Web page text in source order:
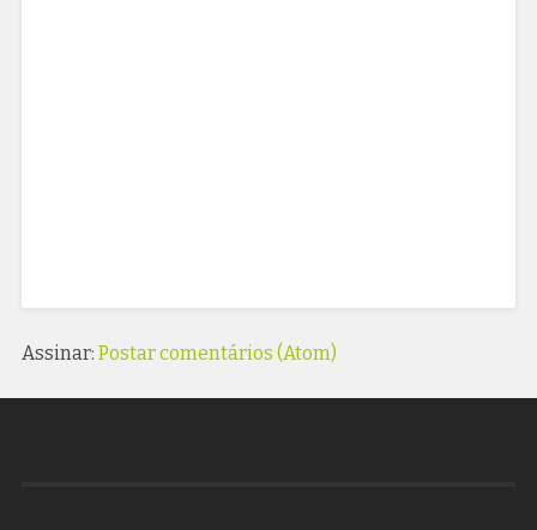
Assinar: Postar comentários (Atom)